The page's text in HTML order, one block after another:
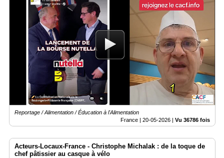
Reportage / Alimentation / Éducation à l'Alimentation
France | 20-05-2026 | Vu 36786 fois
Acteurs-Locaux-France - Christophe Michalak : de la toque de
chef pâtissier au casque à vélo